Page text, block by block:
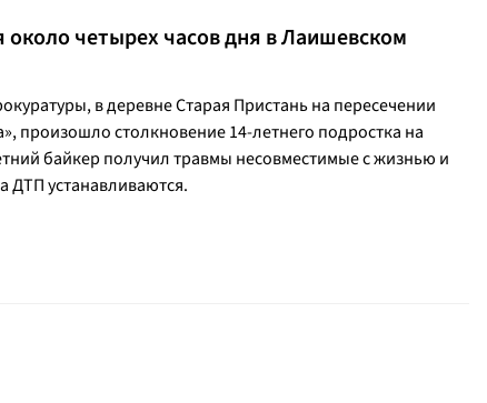
четырех часов дня в Лаишевском
в деревне Старая Пристань на пересечении
произошло столкновение 14-летнего подростка на
байкер получил травмы несовместимые с жизнью и
ДТП устанавливаются.